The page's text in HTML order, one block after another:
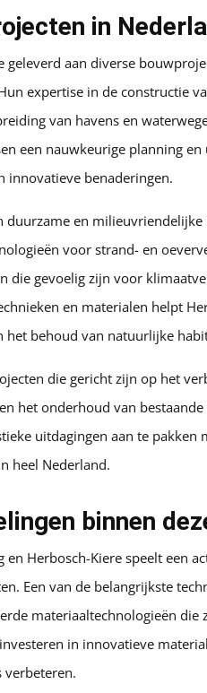
in
geleverd aan diverse
expertise in de constructie
van havens en
een nauwkeurige planning
innovatieve benaderingen.
duurzame en
voor strand- en
die gevoelig zijn voor
en materialen helpt
het behoud van natuurlijke
die gericht zijn op het
het onderhoud van
uitdagingen aan te pakken
heel Nederland.
binnen
Herbosch-Kiere speelt een
Een van de belangrijkste
materiaaltechnologieën die
in innovatieve
verbeteren.